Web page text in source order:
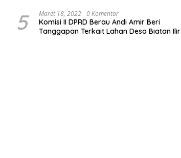
5 Maret 18, 2022 0 Komentar
Komisi II DPRD Berau Andi Amir Beri
Tanggapan Terkait Lahan Desa Biatan Ilir